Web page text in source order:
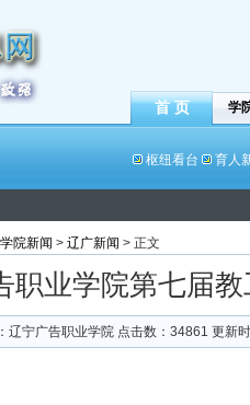
首 页 学
枢纽看台 育人
学院新闻 > 辽广新闻 > 正文
职业学院第七届
辽宁广告职业学院 点击数： 34861 更新